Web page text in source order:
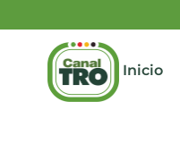
Inicio